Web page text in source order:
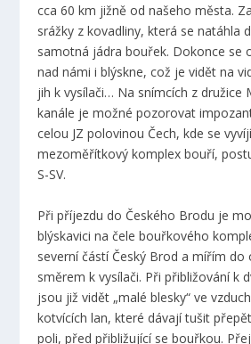
cca 60 km jižně od našeho města.
srážky z kovadliny, která se natáhla
samotná jádra bouřek. Dokonce se
nad námi i blýskne, což je vidět na
jih k vysílači… Na snímcích z družice
kanále je možné pozorovat
celou JZ polovinou Čech, kde se
mezoměřítkový komplex bouří,
S-SV.
Při příjezdu do Českého Brodu je
blýskavici na čele bouřkového
severní částí Český Brod a mířím do
směrem k vysílači. Při přibližování k
jsou již vidět „malé blesky“ ve
kotvících lan, které dávají tušit
poli, před přibližující se bouřkou.